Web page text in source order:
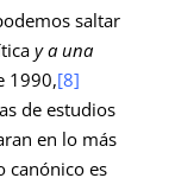
saltar
y a una
1990,[8]
de estudios
en lo más
canónico es